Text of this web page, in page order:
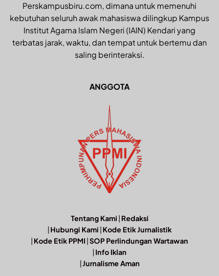
Perskampusbiru.com, dimana untuk memenuhi
kebutuhan seluruh awak mahasiswa dilingkup Kampus
Institut Agama Islam Negeri (IAIN) Kendari yang
terbatas jarak, waktu, dan tempat untuk bertemu dan
saling berinteraksi.
ANGGOTA
Tentang Kami | Redaksi
| Hubungi Kami | Kode Etik Jurnalistik
| Kode Etik PPMI |SOP Perlindungan Wartawan
| Info Iklan
|Jurnalisme Aman